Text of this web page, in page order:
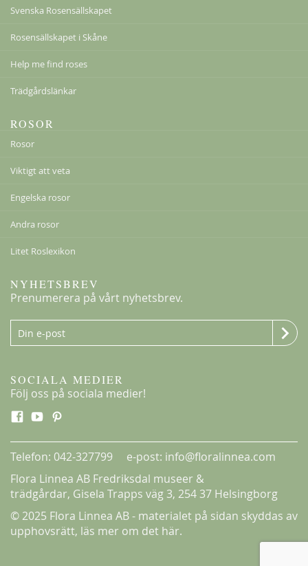
Från159,00 kr
198,00 kr
Från159,00 kr
Kordes Aloha
Svenska Rosensällskapet
Rosensällskapet i Skåne
Help me find roses
Trädgårdslänkar
ROSOR
Rosor
Viktigt att veta
Engelska rosor
Andra rosor
Litet Roslexikon
NYHETSBREV
Prenumerera på vårt nyhetsbrev.
SOCIALA MEDIER
Följ oss på sociala medier!
Telefon: 042-327799 e-post: info@floralinnea.com
Flora Linnea AB Fredriksdal museer &
trädgårdar, Gisela Trapps väg 3, 254 37 Helsingborg
© 2025 Flora Linnea AB - materialet på sidan skyddas av
upphovsrätt, läs mer om det här.